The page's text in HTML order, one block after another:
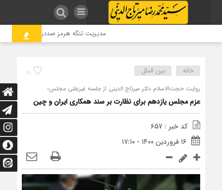
مدیریت تنگه هرمز صددرصد با ایران است
19 خانه بین الملل
روایت حجت‌الاسلام دکتر میرتاج الدینی از جلسه غیرعلنی مجلس؛
عزم مجلس یازدهم برای نظارت بر سند همکاری ایران و چین
کد خبر : 657
۱۶ فروردین ۱۴۰۰ - ۱۷:۱۰